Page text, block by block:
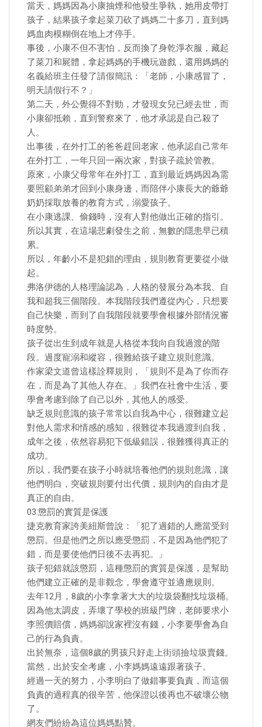
當天，媽媽因為小康抽煙和他發生爭執，她用皮帶打
孩子，結果孩子拿起菜刀砍了媽媽二十多刀，直到媽
媽血肉模糊倒在地上才停手。
事後，小康不但不害怕，反而換了身乾淨衣服，藏起
了菜刀和屍體，拿起媽媽的手機玩遊戲，還用媽媽的
名義給班主任發了請假簡訊：「老師，小康感冒了，
明天請假行不？」
第二天，外公覺得不對勁，才發現女兒已經去世，而
小康卻抵賴，直到警察來了，他才承認是自己殺了
人。
出事後，在外打工的爸爸趕回老家，他承認自己常年
在外打工，一年只回一兩次家，對孩子疏於管教。
原來，小康父母常年在外打工，直到最近媽媽因為需
要照顧弟弟才回到小康身邊，而陪伴小康長大的爺爺
奶奶採取放養的教育方式，溺愛孩子。
在小康逃課、偷錢時，沒有人對他做出正確的指引。
所以其實，在這場悲劇發生之前，無數的隱患早已積
累。
所以，年齡小不是犯錯的理由，規則教育更要從小做
起。
弗洛伊德的人格理論認為，人格的發展分為本我、自
我和超我三個階段。本我階段我們遵從內心，只想要
自己快樂，而到了自我階段就要學會根據外部情況審
時度勢。
孩子從出生到成年就是人格從本我向自我過渡的階
段。過度寵溺和縱容，很難給孩子建立規則意識。
作家梁文道曾這樣詮釋規則，「規則不是為了你而存
在，而是為了其他人存在。」我們在社會中生活，要
學會考慮到除了自己以外，其他人的感受。
缺乏規則意識的孩子常常以自我為中心，很難建立起
對他人需求和情感的感知，很難從本我過渡到自我，
成年之後，依然容易犯下低級錯誤，很難獲得真正的
成功。
所以，我們要在孩子小時就培養他們的規則意識，讓
他們明白，突破規則要付出代價，規則內的自由才是
真正的自由。
03.懲罰的實質是保護
捷克教育家誇美紐斯曾說：「犯了過錯的人應當受到
懲罰。但是他們之所以應受懲罰，不是因為他們犯了
錯，而是要使他們日後不去再犯。」
孩子犯錯就該懲罰，這種懲罰的實質是保護，是幫助
他們建立正確的是非觀念，學會遵守並適應規則。
去年12月，8歲的小李拿著大大的垃圾袋翻找垃圾桶。
因為他太調皮，弄壞了學校的班級門牌，老師要求小
李照價賠償，媽媽卻說家裡沒有錢，小李要學會為自
己的行為負責。
出於無奈，這個8歲的男孩只好走上街頭撿垃圾賣錢。
當然，出於安全考慮，小李媽媽遠遠跟著孩子。
經過一天的努力，小李明白了做錯事要負責，而這個
負責的過程真的很辛苦，他保證以後再也不破壞公物
了。
網友們紛紛為這位媽媽點贊。